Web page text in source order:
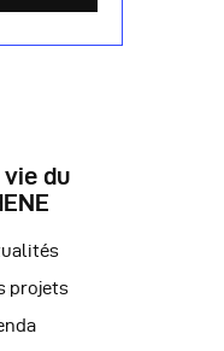
v
è
n
e
vie du
projets